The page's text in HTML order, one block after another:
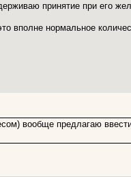
принятие при его
вполне нормальное
вообще предлагаю